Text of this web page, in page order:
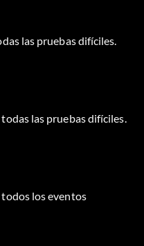
las pruebas difíciles.
las pruebas difíciles.
los eventos